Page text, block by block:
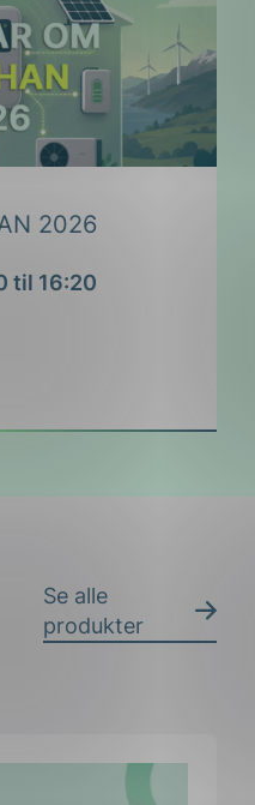
2026
til 16:20
Se alle
produkter